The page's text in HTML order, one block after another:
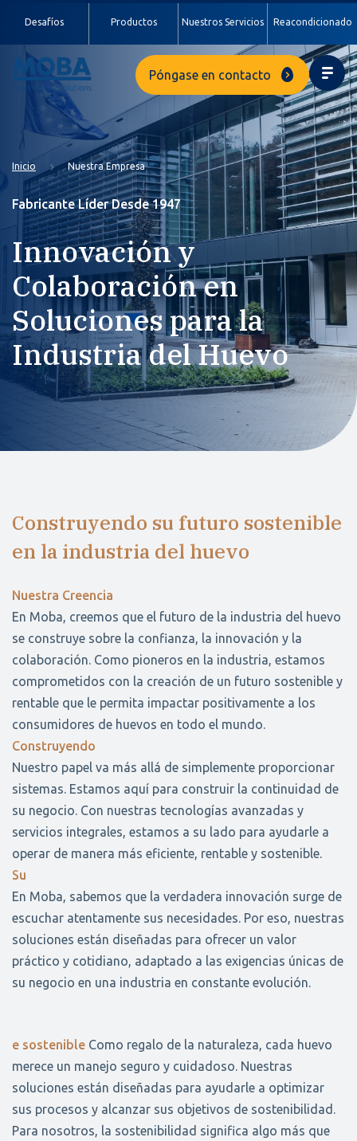
Desafíos Productos Nuestros Servicios Reacondicionado
Póngase en contacto
Inicio Nuestra Empresa
Fabricante Líder Desde 1947
Innovación y
Colaboración en
Soluciones para la
Industria del Huevo
Construyendo su futuro sostenible
en la industria del huevo
Nuestra Creencia
En Moba, creemos que el futuro de la industria del huevo
se construye sobre la confianza, la innovación y la
colaboración. Como pioneros en la industria, estamos
comprometidos con la creación de un futuro sostenible y
rentable que le permita impactar positivamente a los
consumidores de huevos en todo el mundo.
Construyendo
Nuestro papel va más allá de simplemente proporcionar
sistemas. Estamos aquí para construir la continuidad de
su negocio. Con nuestras tecnologías avanzadas y
servicios integrales, estamos a su lado para ayudarle a
operar de manera más eficiente, rentable y sostenible.
Su
En Moba, sabemos que la verdadera innovación surge de
escuchar atentamente sus necesidades. Por eso, nuestras
soluciones están diseñadas para ofrecer un valor
práctico y cotidiano, adaptado a las exigencias únicas de
su negocio en una industria en constante evolución.
e sostenible Como regalo de la naturaleza, cada huevo
merece un manejo seguro y cuidadoso. Nuestras
soluciones están diseñadas para ayudarle a optimizar
sus procesos y alcanzar sus objetivos de sostenibilidad.
Para nosotros, la sostenibilidad significa algo más que